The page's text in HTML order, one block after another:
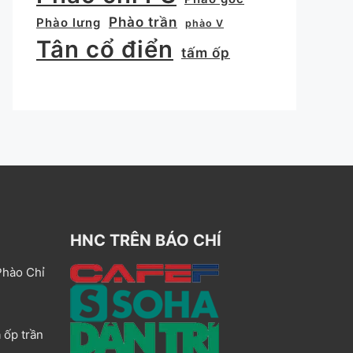
Phào lưng
Phào trần phào V
Tân cổ điển tấm ốp
Chỉ
ốp trần
HNC TRÊN BÁO CHÍ